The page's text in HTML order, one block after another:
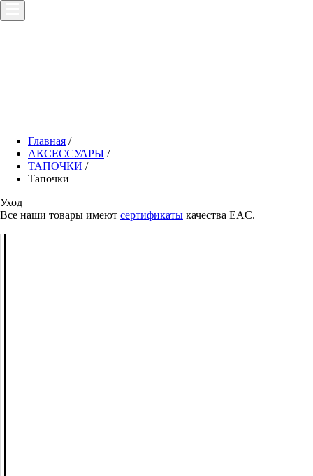
Главная /
АКСЕССУАРЫ /
ТАПОЧКИ /
Тапочки
Уход
Все наши товары имеют сертификаты качества EAC.